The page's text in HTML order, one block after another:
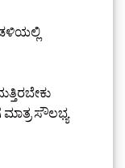
ಮಾತ್ರ ಸೌಲಭ್ಯ